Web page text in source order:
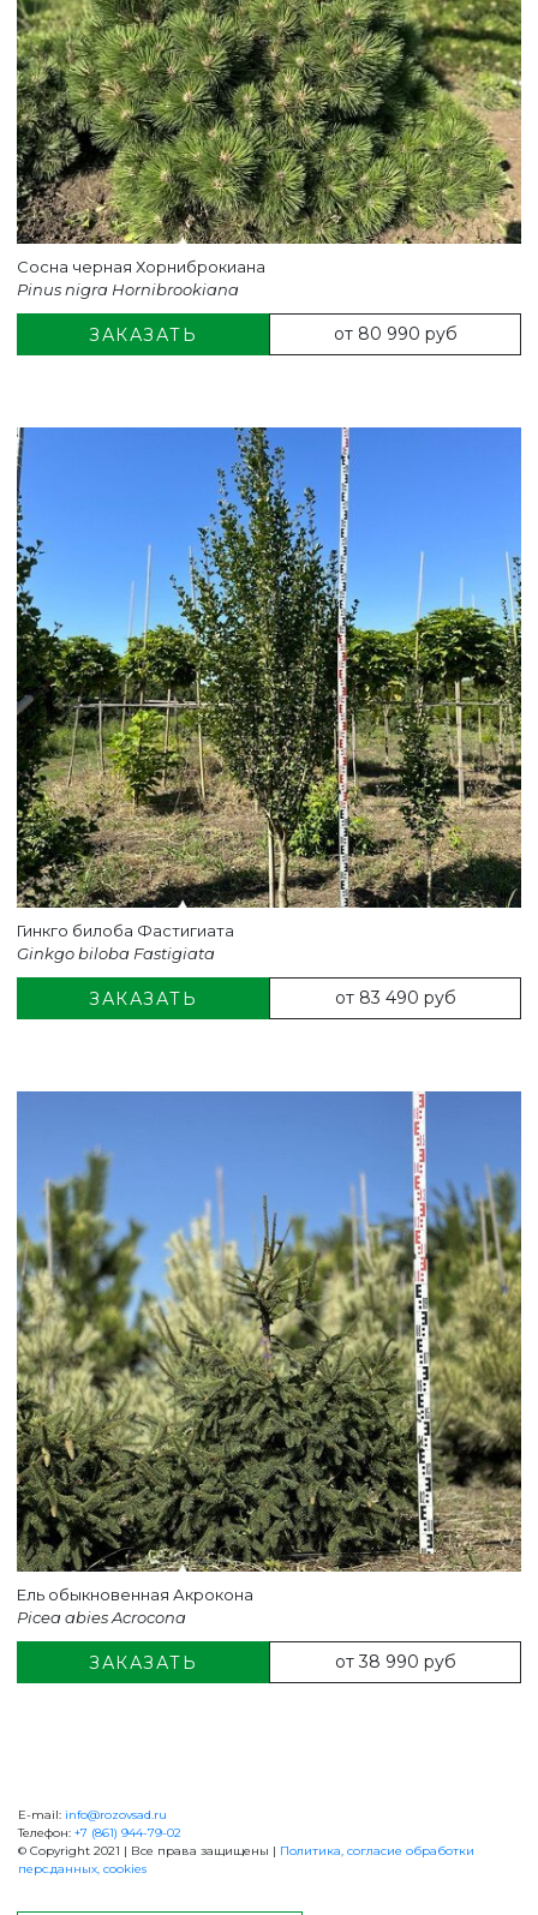
+7 (861) 944-79-02
Сосна черная Хорниброкиана
Pinus nigra Hornibrookiana
ЗАКАЗАТЬ от 80 990 руб
Гинкго билоба Фастигиата
Ginkgo biloba Fastigiata
ЗАКАЗАТЬ от 83 490 руб
Ель обыкновенная Акрокона
Picea abies Acrocona
ЗАКАЗАТЬ от 38 990 руб
E-mail: info@rozovsad.ru
Телефон: +7 (861) 944-79-02
© Copyright 2021 | Все права защищены | Политика, согласие обработки
перс.данных, cookies